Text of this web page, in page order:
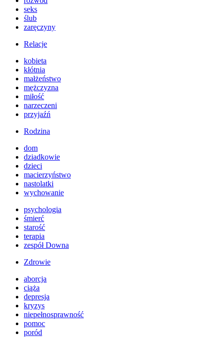
seks
ślub
zaręczyny
Relacje
kobieta
kłótnia
małżeństwo
mężczyzna
miłość
narzeczeni
przyjaźń
Rodzina
dom
dziadkowie
dzieci
macierzyństwo
nastolatki
wychowanie
psychologia
śmierć
starość
terapia
zespół Downa
Zdrowie
aborcja
ciąża
depresja
kryzys
niepełnosprawność
pomoc
poród